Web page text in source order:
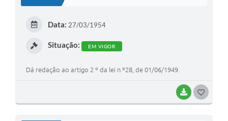
BAIXAR
Data: 27/03/1954
Situação: EM VIGOR
Dá redação ao artigo 2 º da lei n º28, de 01/06/1949.